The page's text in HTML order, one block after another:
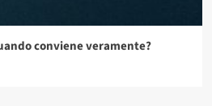
conviene veramente?